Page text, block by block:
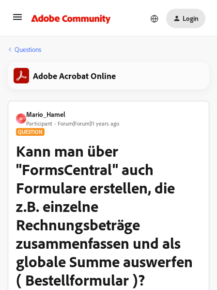
Login
Questions
Adobe Acrobat Online
M
Mario_Hamel
Participant Forum|Forum|11 years ago
QUESTION
Kann man über
"FormsCentral" auch
Formulare erstellen, die
z.B. einzelne
Rechnungsbeträge
zusammenfassen und als
globale Summe auswerfen
( Bestellformular )?